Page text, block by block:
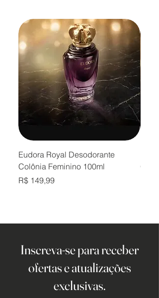
Eudora Royal Desodorante
Colônia Feminino 100ml
Preço
R$ 149,99
Inscreva-se para receber
ofertas e atualizações
exclusivas.